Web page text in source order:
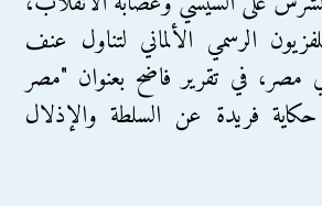
الرسمي الألماني لتناول عنف
مصر، في تقرير فاضح بعنوان "مصر
فريدة عن السلطة والإذلال